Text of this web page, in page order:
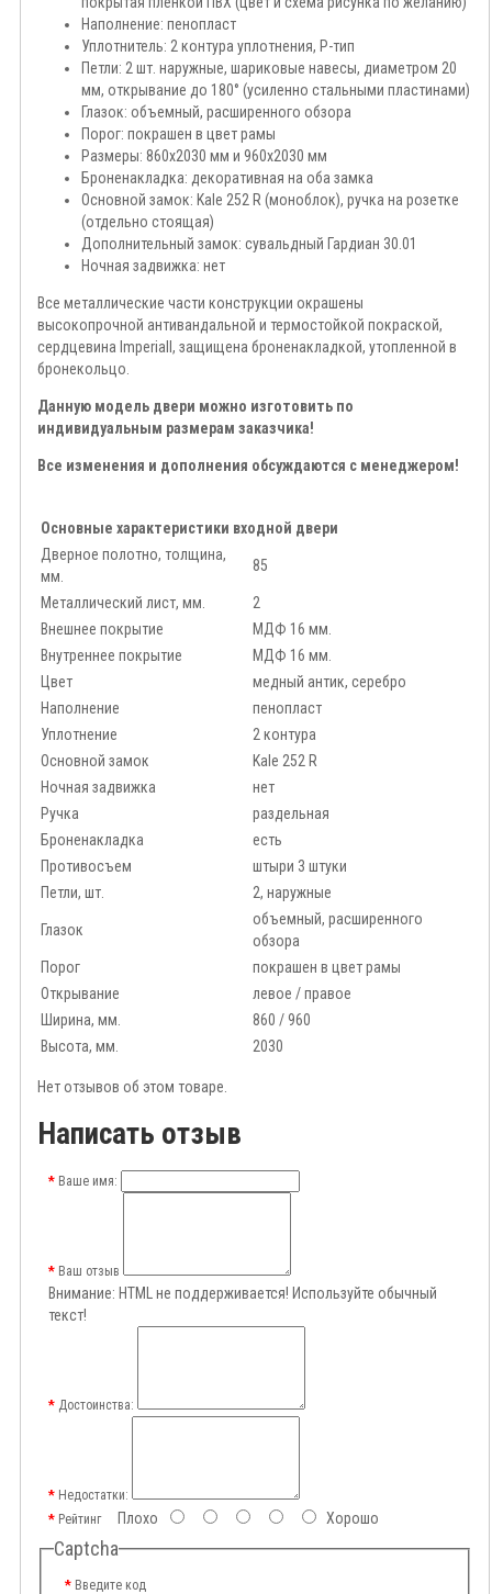
Наполнение: пенопласт
Уплотнитель: 2 контура уплотнения, Р-тип
Петли: 2 шт. наружные, шариковые навесы, диаметром 20
мм, открывание до 180° (усиленно стальными пластинами)
Глазок: объемный, расширенного обзора
Порог: покрашен в цвет рамы
Размеры: 860x2030 мм и 960x2030 мм
Броненакладка: декоративная на оба замка
Основной замок: Kale 252 R (моноблок), ручка на розетке
(отдельно стоящая)
Дополнительный замок: сувальдный Гардиан 30.01
Ночная задвижка: нет
Все металлические части конструкции окрашены
высокопрочной антивандальной и термостойкой покраской,
сердцевина Imperiall, защищена броненакладкой, утопленной в
бронекольцо.
Данную модель двери можно изготовить по
индивидуальным размерам заказчика!
Все изменения и дополнения обсуждаются с менеджером!
Основные характеристики входной двери
Дверное полотно, толщина,
мм.
85
Металлический лист, мм.
2
Внешнее покрытие
МДФ 16 мм.
Внутреннее покрытие
МДФ 16 мм.
Цвет
медный антик, серебро
Наполнение
пенопласт
Уплотнение
2 контура
Основной замок
Kale 252 R
Ночная задвижка
нет
Ручка
раздельная
Броненакладка
есть
Противосъем
штыри 3 штуки
Петли, шт.
2, наружные
Глазок
объемный, расширенного
обзора
Порог
покрашен в цвет рамы
Открывание
левое / правое
Ширина, мм.
860 / 960
Высота, мм.
2030
Нет отзывов об этом товаре.
Написать отзыв
Ваше имя:
Ваш отзыв
Внимание: HTML не поддерживается! Используйте обычный
текст!
Достоинства:
Недостатки:
РейтингПлохо Хорошо
Captcha
Введите код